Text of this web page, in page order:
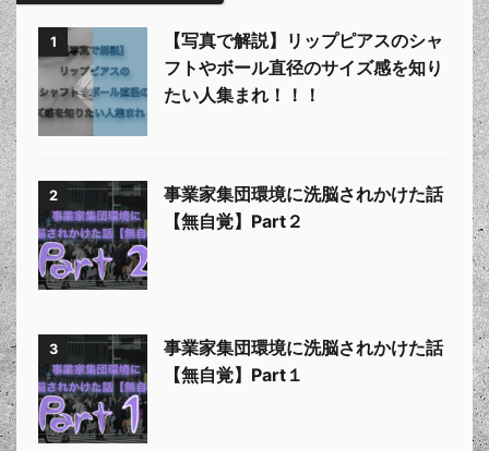
1
【写真で解説】リップピアスのシャ
フトやボール直径のサイズ感を知り
たい人集まれ！！！
2
事業家集団環境に洗脳されかけた話
【無自覚】Part２
3
事業家集団環境に洗脳されかけた話
【無自覚】Part１